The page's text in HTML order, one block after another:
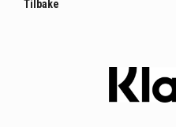
Tilbake